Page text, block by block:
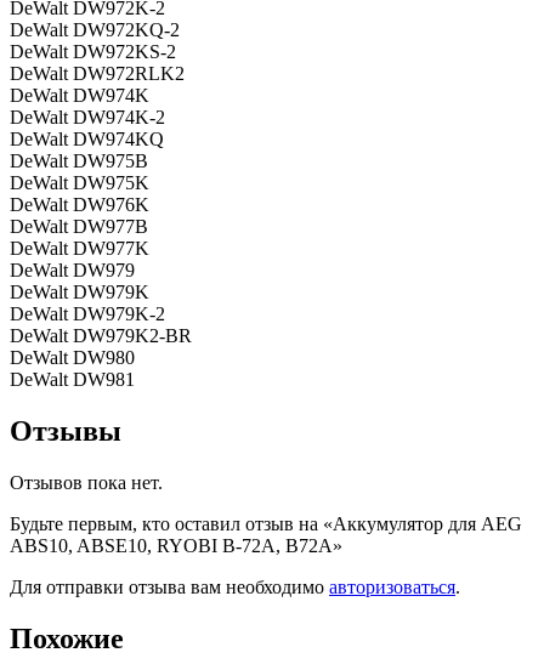
DeWalt DW972K-2
DeWalt DW972KQ-2
DeWalt DW972KS-2
DeWalt DW972RLK2
DeWalt DW974K
DeWalt DW974K-2
DeWalt DW974KQ
DeWalt DW975B
DeWalt DW975K
DeWalt DW976K
DeWalt DW977B
DeWalt DW977K
DeWalt DW979
DeWalt DW979K
DeWalt DW979K-2
DeWalt DW979K2-BR
DeWalt DW980
DeWalt DW981
Отзывы
Отзывов пока нет.
Будьте первым, кто оставил отзыв на «Аккумулятор для AEG
ABS10, ABSE10, RYOBI B-72A, B72A»
Для отправки отзыва вам необходимо авторизоваться.
Похожие